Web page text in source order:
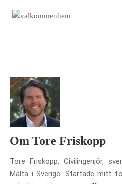
Om Tore Friskopp
Tore Friskopp, Civilingenjör,
Malta i Sverige. Startade mitt